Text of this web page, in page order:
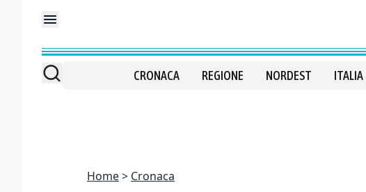
CRONACA REGIONE NORDEST ITALIA
Home Cronaca